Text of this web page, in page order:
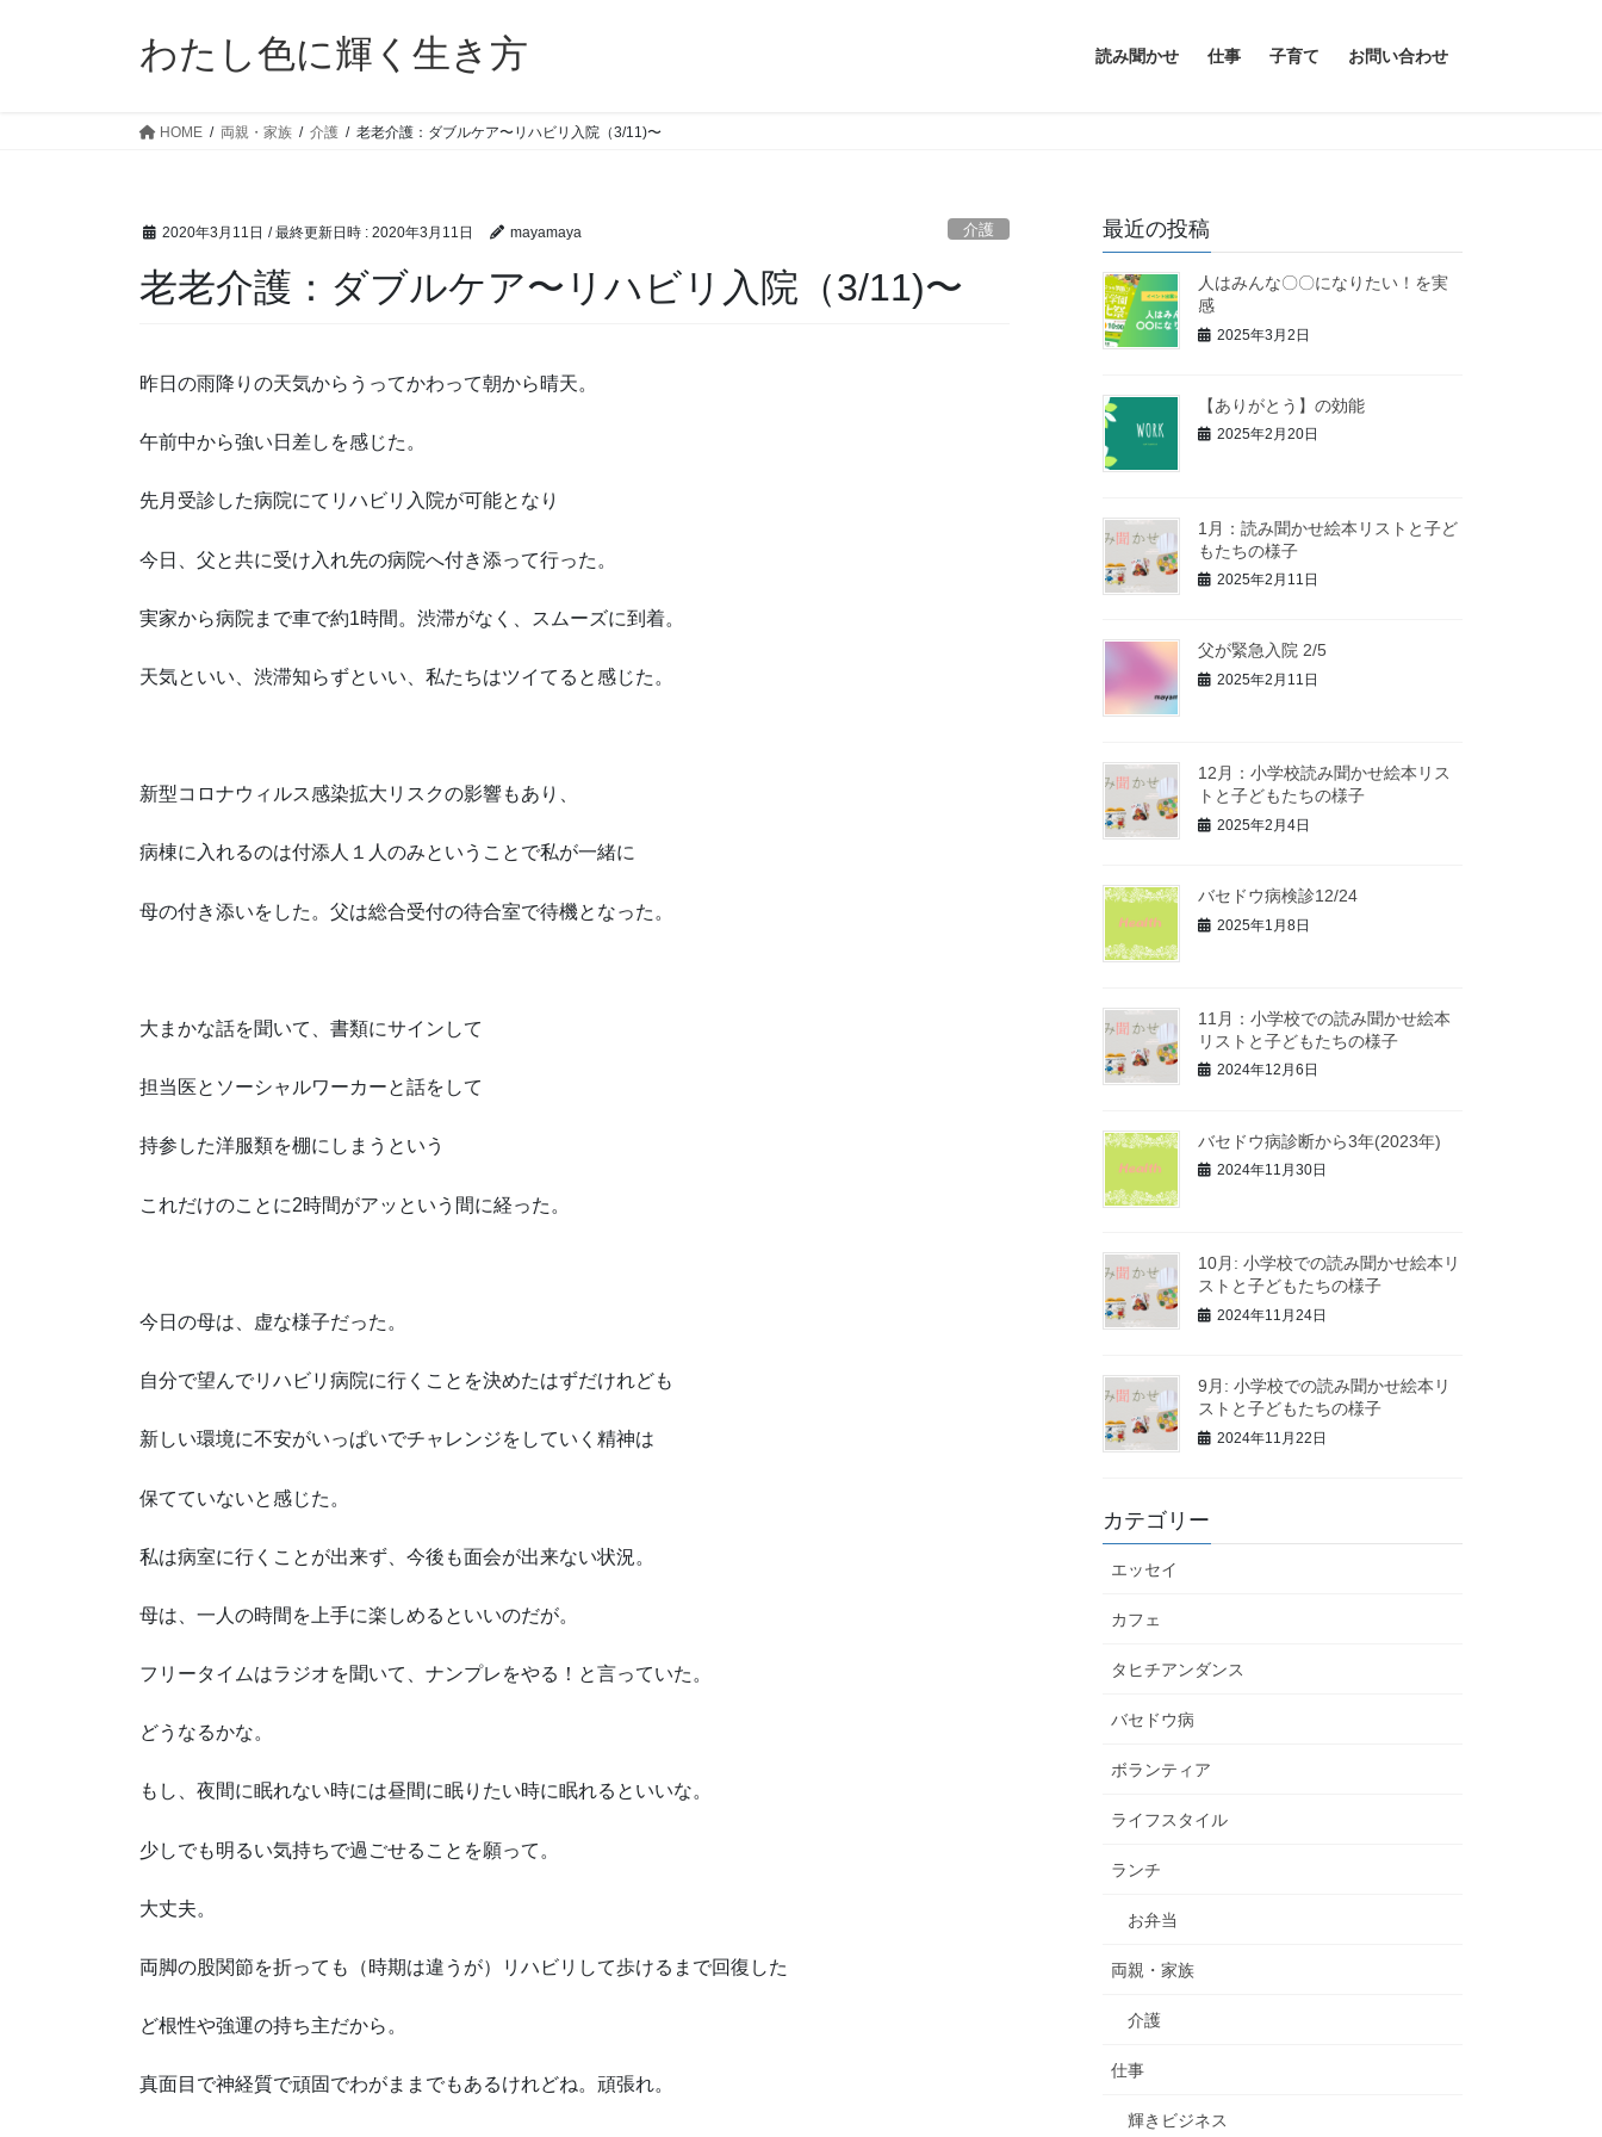
わたし色に輝く生き方 読み聞かせ 仕事 子育て お問い合わせ
HOME 両親・家族 介護 老老介護：ダブルケア〜リハビリ入院（3/11)〜
2020年3月11日 / 最終更新日時 : 2020年3月11日 mayamaya 介護
老老介護：ダブルケア〜リハビリ入院（3/11)〜
昨日の雨降りの天気からうってかわって朝から晴天。
午前中から強い日差しを感じた。
先月受診した病院にてリハビリ入院が可能となり
今日、父と共に受け入れ先の病院へ付き添って行った。
実家から病院まで車で約1時間。渋滞がなく、スムーズに到着。
天気といい、渋滞知らずといい、私たちはツイてると感じた。
新型コロナウィルス感染拡大リスクの影響もあり、
病棟に入れるのは付添人１人のみということで私が一緒に
母の付き添いをした。父は総合受付の待合室で待機となった。
大まかな話を聞いて、書類にサインして
担当医とソーシャルワーカーと話をして
持参した洋服類を棚にしまうという
これだけのことに2時間がアッという間に経った。
今日の母は、虚な様子だった。
自分で望んでリハビリ病院に行くことを決めたはずだけれども
新しい環境に不安がいっぱいでチャレンジをしていく精神は
保てていないと感じた。
私は病室に行くことが出来ず、今後も面会が出来ない状況。
母は、一人の時間を上手に楽しめるといいのだが。
フリータイムはラジオを聞いて、ナンプレをやる！と言っていた。
どうなるかな。
もし、夜間に眠れない時には昼間に眠りたい時に眠れるといいな。
少しでも明るい気持ちで過ごせることを願って。
大丈夫。
両脚の股関節を折っても（時期は違うが）リハビリして歩けるまで回復した
ど根性や強運の持ち主だから。
真面目で神経質で頑固でわがままでもあるけれどね。頑張れ。
最近の投稿
人はみんな〇〇になりたい！を実
感
2025年3月2日
【ありがとう】の効能
2025年2月20日
1月：読み聞かせ絵本リストと子ど
もたちの様子
2025年2月11日
父が緊急入院 2/5
2025年2月11日
12月：小学校読み聞かせ絵本リス
トと子どもたちの様子
2025年2月4日
バセドウ病検診12/24
2025年1月8日
11月：小学校での読み聞かせ絵本
リストと子どもたちの様子
2024年12月6日
バセドウ病診断から3年(2023年)
2024年11月30日
10月: 小学校での読み聞かせ絵本リ
ストと子どもたちの様子
2024年11月24日
9月: 小学校での読み聞かせ絵本リ
ストと子どもたちの様子
2024年11月22日
カテゴリー
エッセイ
カフェ
タヒチアンダンス
バセドウ病
ボランティア
ライフスタイル
ランチ
お弁当
両親・家族
介護
仕事
輝きビジネス